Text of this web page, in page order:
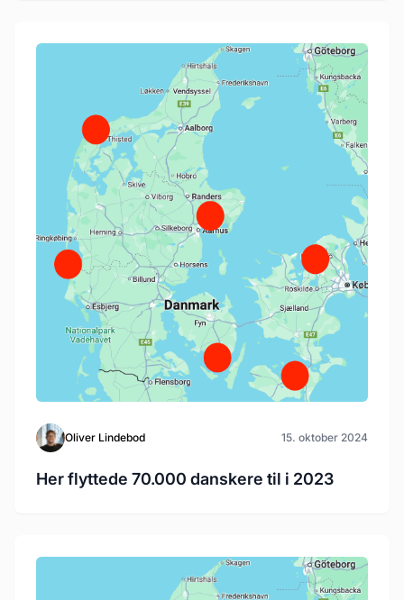
Oliver Lindebod 15. oktober 2024
Her flyttede 70.000 danskere til i 2023